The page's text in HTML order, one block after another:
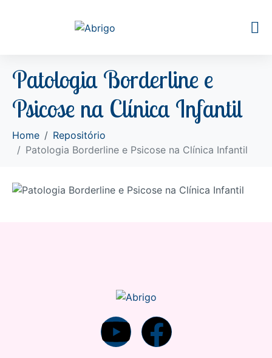
Patologia Borderline e
Psicose na Clínica Infantil
Home
Repositório
Patologia Borderline e Psicose na Clínica Infantil